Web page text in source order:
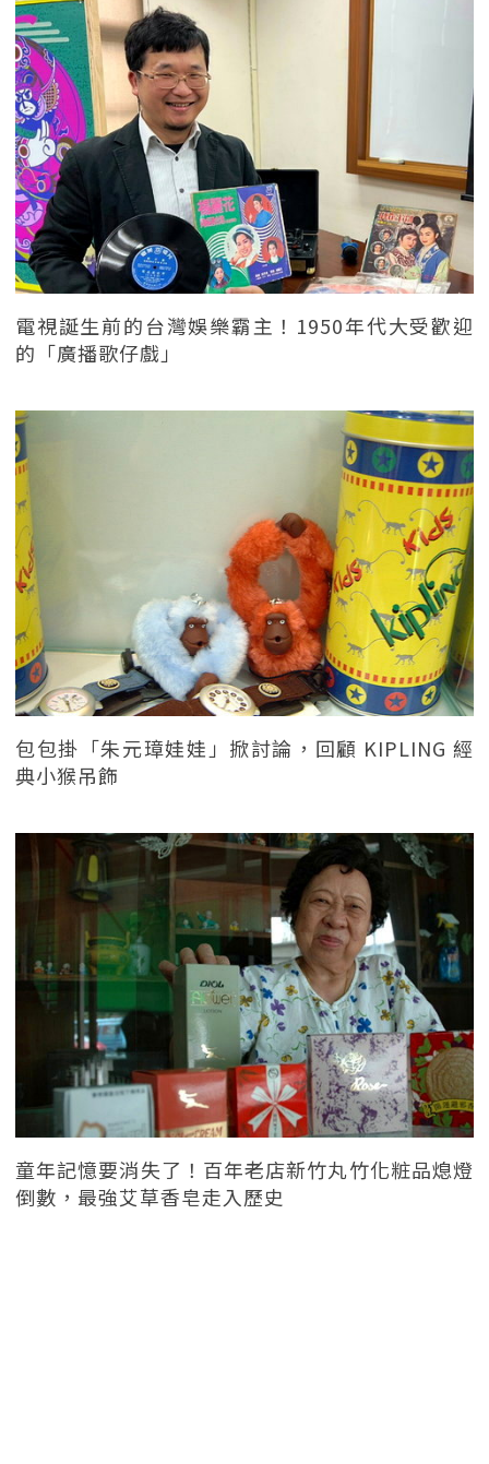
電視誕生前的台灣娛樂霸主！1950年代大受歡迎
的「廣播歌仔戲」
包包掛「朱元璋娃娃」掀討論，回顧 KIPLING 經
典小猴吊飾
童年記憶要消失了！百年老店新竹丸竹化粧品熄燈
倒數，最強艾草香皂走入歷史